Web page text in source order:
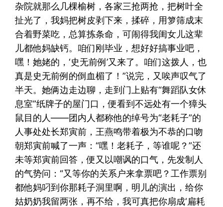
杂院就那么几棵榆树，各家三抢两抢，把树叶全
扯光了，我妈把树皮剥下来，揉碎，用箩筛成末
合着野菜吃，总算拣条命，可闹得我闺女儿这辈
儿都他妈缺钙。咱们刚毕业，想好好搞事业吧，
嘿！她姥的，‘史无前例’又来了。咱们这拨人，也
真是史无前例的倒血楣了！”说完，又唉声叹气了
半天。她俩边走边聊，走到门上贴有“舞蹈队女休
息室”纸牌子的屋门口，便看到不远处有一个獐头
鼠目的人——团内人都称他的绰号为“老耗子”的
人事处处长郑寅前，王燕鸣带着极为不恭的口吻
朝郑寅前喊了一声：“嘿！老耗子，等谁呢？”还
未等郑寅前回答，便又以嘲讽的口气，先发制人
的气势问：“又等你的关系户来拿票吧？工作票别
都他妈叼到你那耗子洞里啊，明儿的演出，给你
姑奶奶我留两张，再不给，我可真把你扇成‘扁耗